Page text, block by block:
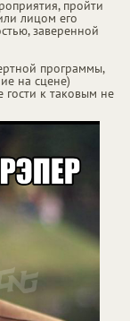
пройти
лицом его
заверенной
программы,
на сцене)
гости к таковым не